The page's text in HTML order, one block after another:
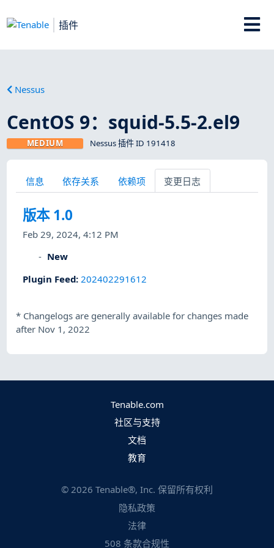
插件
Nessus
CentOS 9：squid-5.5-2.el9
MEDIUM Nessus 插件 ID 191418
信息 依存关系 依赖项 变更日志
版本 1.0
Feb 29, 2024, 4:12 PM
New
Plugin Feed: 202402291612
* Changelogs are generally available for changes made
after Nov 1, 2022
Tenable.com
社区与支持
文档
教育
© 2026 Tenable®, Inc. 保留所有权利
隐私政策
法律
508 条款合规性